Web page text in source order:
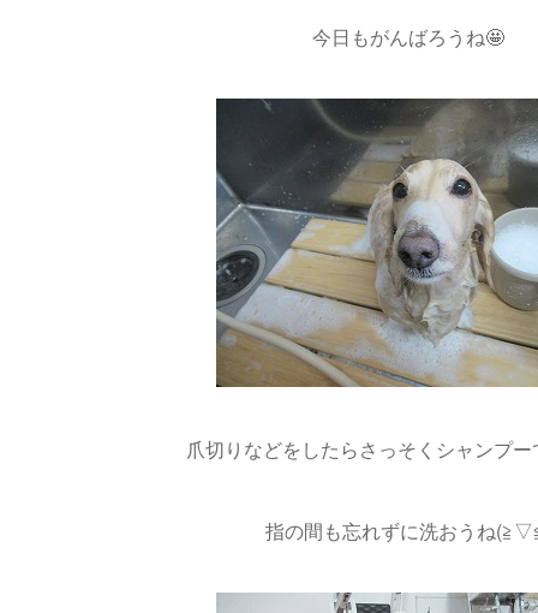
今日もがんばろうね🤩
爪切りなどをしたらさっそくシャンプー
指の間も忘れずに洗おうね